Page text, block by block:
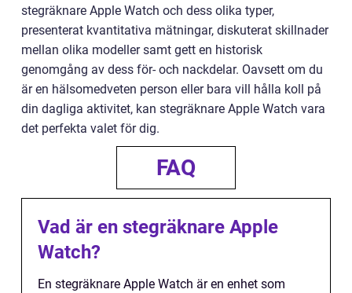
stegräknare Apple Watch och dess olika typer,
presenterat kvantitativa mätningar, diskuterat skillnader
mellan olika modeller samt gett en historisk
genomgång av dess för- och nackdelar. Oavsett om du
är en hälsomedveten person eller bara vill hålla koll på
din dagliga aktivitet, kan stegräknare Apple Watch vara
det perfekta valet för dig.
FAQ
Vad är en stegräknare Apple
Watch?
En stegräknare Apple Watch är en enhet som